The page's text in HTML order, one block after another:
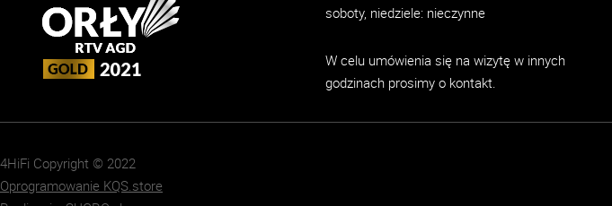
soboty, niedziele: nieczynne
W celu umówienia się na wizytę w innych
godzinach prosimy o kontakt.
4HiFi Copyright © 2022
Oprogramowanie KQS.store